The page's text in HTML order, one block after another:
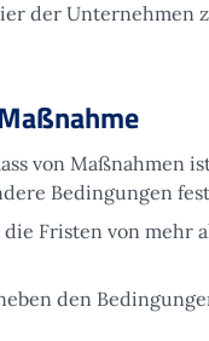
der Unternehmen
von Maßnahmen
Bedingungen
Fristen von mehr
den